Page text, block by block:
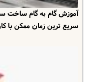
آموزش گام به گام ساخت
سریع ترین زمان ممکن با